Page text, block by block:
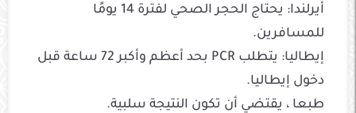
أيرلندا: يحتاج الحجر الصحي لفترة 14 يومًا
للمسافرين.
إيطاليا: يتطلب PCR بحد أعظم وأكبر 72 ساعة قبل
دخول إيطاليا.
طبعا ، يقتضي أن تكون النتيجة سلبية.